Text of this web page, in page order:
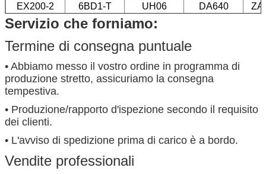
EX200-2
6BD1-T UH06 DA640
EX200-3 UH06-5
UH07-7
Servizio che forniamo:
Termine di consegna puntuale
• Abbiamo messo il vostro ordine in programma di
produzione stretto, assicuriamo la consegna
tempestiva.
• Produzione/rapporto d'ispezione secondo il requisito
dei clienti.
• L'avviso di spedizione prima di carico è a bordo.
Vendite professionali